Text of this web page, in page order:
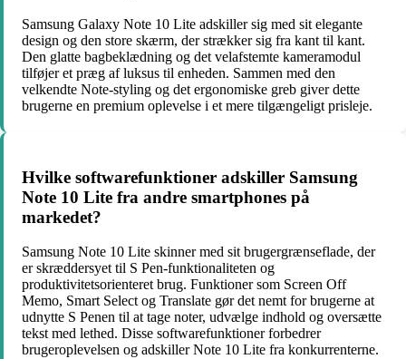
Samsung Galaxy Note 10 Lite adskiller sig med sit elegante
design og den store skærm, der strækker sig fra kant til kant.
Den glatte bagbeklædning og det velafstemte kameramodul
tilføjer et præg af luksus til enheden. Sammen med den
velkendte Note-styling og det ergonomiske greb giver dette
brugerne en premium oplevelse i et mere tilgængeligt prisleje.
Hvilke softwarefunktioner adskiller Samsung
Note 10 Lite fra andre smartphones på
markedet?
Samsung Note 10 Lite skinner med sit brugergrænseflade, der
er skræddersyet til S Pen-funktionaliteten og
produktivitetsorienteret brug. Funktioner som Screen Off
Memo, Smart Select og Translate gør det nemt for brugerne at
udnytte S Penen til at tage noter, udvælge indhold og oversætte
tekst med lethed. Disse softwarefunktioner forbedrer
brugeroplevelsen og adskiller Note 10 Lite fra konkurrenterne.